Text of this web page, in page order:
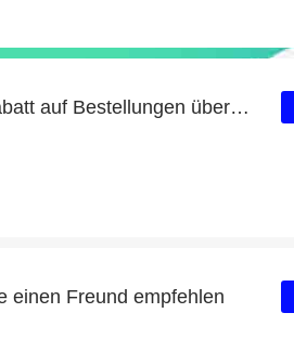
Bemz Angebot: 26% Rabatt auf Bestellungen über 80€
einen Freund empfehlen